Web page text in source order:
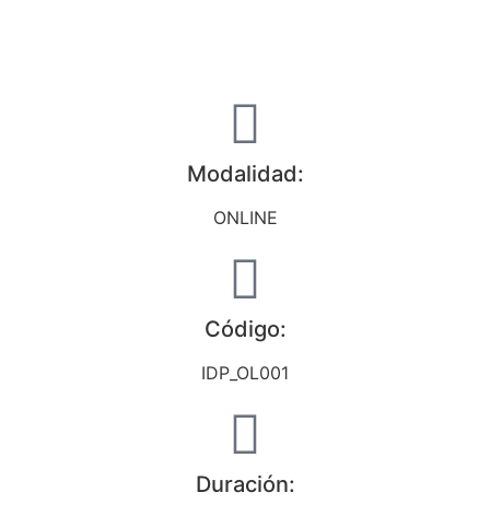
Modalidad:
ONLINE
Código:
IDP_OL001
Duración: